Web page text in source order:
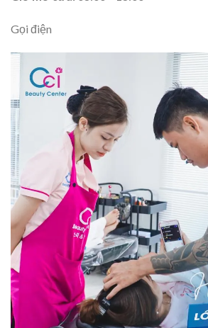
Gọi điện